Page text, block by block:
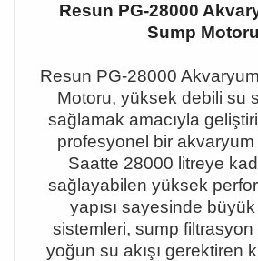
Resun PG-28000
Sump Motoru
Resun PG-28000
Motoru, yüksek debili su
sağ lamak amacıyla geliş
profesyonel bir
Saatte 28000 litreye
sağ layabilen yüksek
yapısı sayesinde büyü
sistemleri, sump
yoğun su akışı gerektiren